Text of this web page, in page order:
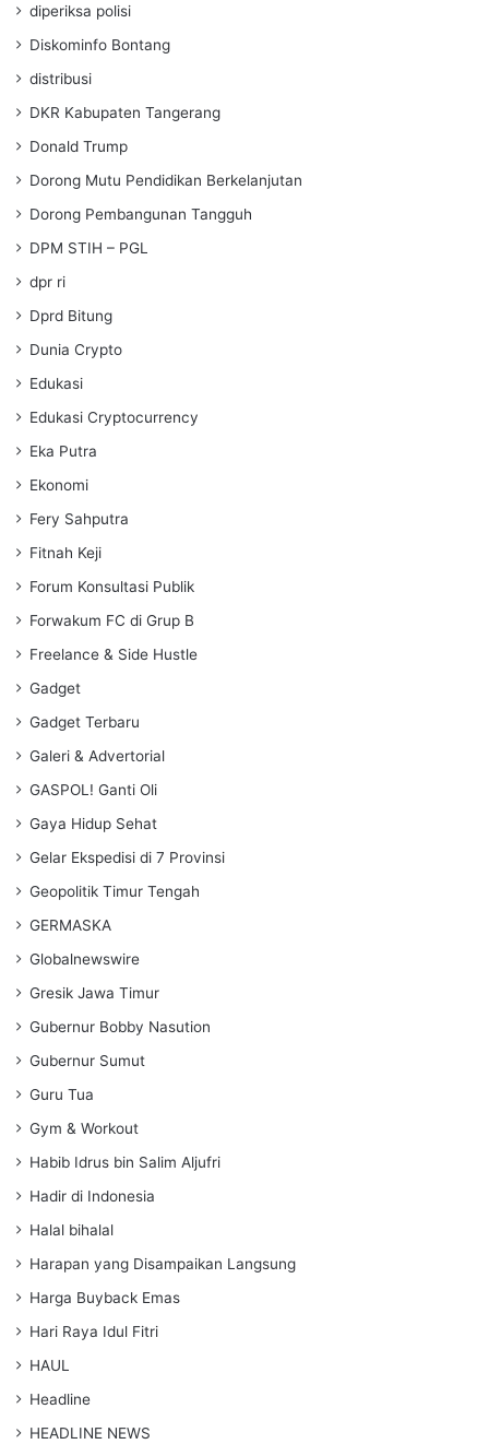
diperiksa polisi
Diskominfo Bontang
distribusi
DKR Kabupaten Tangerang
Donald Trump
Dorong Mutu Pendidikan Berkelanjutan
Dorong Pembangunan Tangguh
DPM STIH – PGL
dpr ri
Dprd Bitung
Dunia Crypto
Edukasi
Edukasi Cryptocurrency
Eka Putra
Ekonomi
Fery Sahputra
Fitnah Keji
Forum Konsultasi Publik
Forwakum FC di Grup B
Freelance & Side Hustle
Gadget
Gadget Terbaru
Galeri & Advertorial
GASPOL! Ganti Oli
Gaya Hidup Sehat
Gelar Ekspedisi di 7 Provinsi
Geopolitik Timur Tengah
GERMASKA
Globalnewswire
Gresik Jawa Timur
Gubernur Bobby Nasution
Gubernur Sumut
Guru Tua
Gym & Workout
Habib Idrus bin Salim Aljufri
Hadir di Indonesia
Halal bihalal
Harapan yang Disampaikan Langsung
Harga Buyback Emas
Hari Raya Idul Fitri
HAUL
Headline
HEADLINE NEWS